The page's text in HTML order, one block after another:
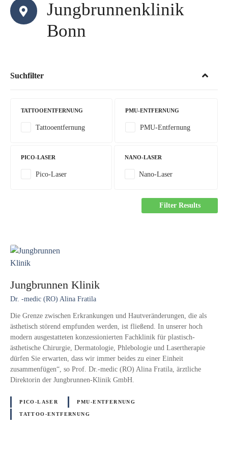
Jungbrunnenklinik
Bonn
Suchfilter
TATTOOENTFERNUNG
Tattooentfernung
PMU-ENTFERNUNG
PMU-Entfernung
PICO-LASER
Pico-Laser
NANO-LASER
Nano-Laser
Filter Results
Jungbrunnen Klinik
Dr. -medic (RO) Alina Fratila
Die Grenze zwischen Erkrankungen und Hautveränderungen, die als
ästhetisch störend empfunden werden, ist fließend. In unserer hoch
modern ausgestatteten konzessionierten Fachklinik für plastisch-
ästhetische Chirurgie, Dermatologie, Phlebologie und Lasertherapie
dürfen Sie erwarten, dass wir immer beides zu einer Einheit
zusammenfügen“, so Prof. Dr.-medic (RO) Alina Fratila, ärztliche
Direktorin der Jungbrunnen-Klinik GmbH.
PICO-LASER PMU-ENTFERNUNG
TATTOO-ENTFERNUNG